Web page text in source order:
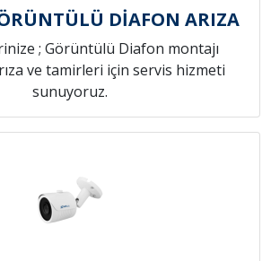
DİAFON ARIZA
; Görüntülü Diafon montajı
ve tamirleri için servis hizmeti
sunuyoruz.